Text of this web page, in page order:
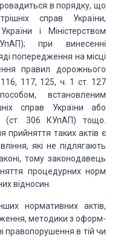
в порядку, що
справ України,
і Міністерством
при винесенні
поперед­ження на місці
правил дорожнього
117, 125, ч. 1 ст. 127
встановле­ним
справ України або
(ст. 306 КУпАП) тощо.
таких актів є
які не підлягають
тому законодавець
процедурних норм
відносин.
нормативних актів,
методики з оформ­
правопорушення в тій чи